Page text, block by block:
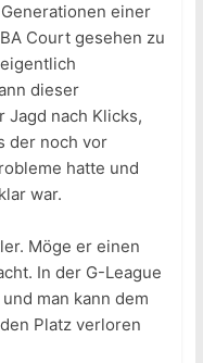
einer
Court gesehen zu
dieser
Jagd nach Klicks,
der noch vor
hatte und
war.
Möge er einen
In der G-League
man kann dem
Platz verloren